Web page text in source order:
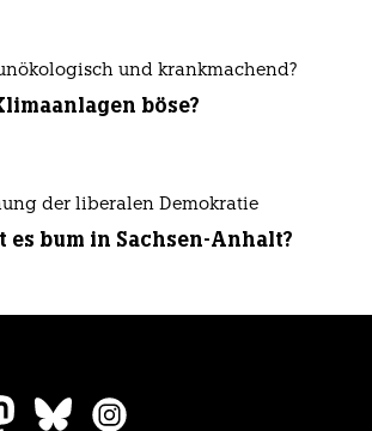
und krankmachend?
böse?
der liberalen Demokratie
es bum in Sachsen-Anhalt?